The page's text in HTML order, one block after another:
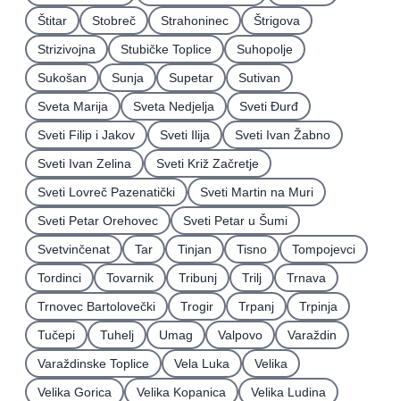
Štitar
Stobreč Strahoninec
Štrigova
Strizivojna
Stubičke Toplice
Suhopolje
Sukošan
Sunja Supetar
Sutivan
Sveta Marija
Sveta Nedjelja
Sveti Ðurđ
Sveti Filip i Jakov
Sveti Ilija
Sveti Ivan Žabno
Sveti Ivan Zelina
Sveti Križ Začretje
Sveti Lovreč Pazenatički
Sveti Martin na Muri
Sveti Petar Orehovec
Sveti Petar u Šumi
Svetvinčenat
Tar Tinjan Tisno
Tompojevci
Tordinci
Tovarnik Tribunj Trilj
Trnava
Trnovec Bartolovečki
Trogir Trpanj
Trpinja
Tučepi
Tuhelj Umag Valpovo
Varaždin
Varaždinske Toplice
Vela Luka
Velika
Velika Gorica
Velika Kopanica
Velika Ludina